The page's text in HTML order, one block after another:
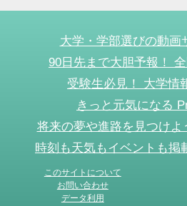
大学・学部選びの動画
90日先まで大胆予報！
受験生必見！ 大学情
きっと元気になる
将来の夢や進路を見つけよ
時刻も天気もイベントも掲
このサイトについて
お問い合わせ
データ利用